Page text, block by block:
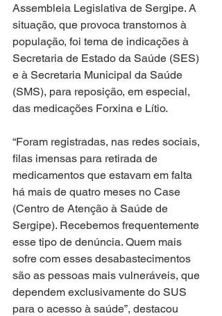
Assembleia Legislativa de Sergipe. A
situação, que provoca transtornos à
população, foi tema de indicações à
Secretaria de Estado da Saúde (SES)
e à Secretaria Municipal da Saúde
(SMS), para reposição, em especial,
das medicações Forxina e Lítio.
“Foram registradas, nas redes sociais,
filas imensas para retirada de
medicamentos que estavam em falta
há mais de quatro meses no Case
(Centro de Atenção à Saúde de
Sergipe). Recebemos frequentemente
esse tipo de denúncia. Quem mais
sofre com esses desabastecimentos
são as pessoas mais vulneráveis, que
dependem exclusivamente do SUS
para o acesso à saúde”, destacou